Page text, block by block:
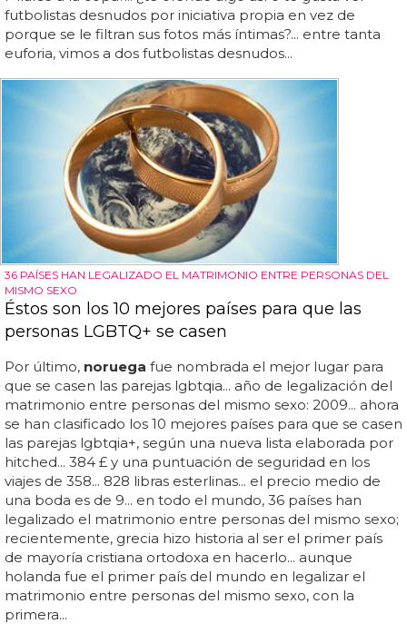
futbolistas desnudos por iniciativa propia en vez de
porque se le filtran sus fotos más íntimas?... entre tanta
euforia, vimos a dos futbolistas desnudos...
36 PAÍSES HAN LEGALIZADO EL MATRIMONIO ENTRE PERSONAS DEL
MISMO SEXO
Éstos son los 10 mejores países para que las
personas LGBTQ+ se casen
Por último, noruega fue nombrada el mejor lugar para
que se casen las parejas lgbtqia... año de legalización del
matrimonio entre personas del mismo sexo: 2009... ahora
se han clasificado los 10 mejores países para que se casen
las parejas lgbtqia+, según una nueva lista elaborada por
hitched... 384 £ y una puntuación de seguridad en los
viajes de 358... 828 libras esterlinas... el precio medio de
una boda es de 9... en todo el mundo, 36 países han
legalizado el matrimonio entre personas del mismo sexo;
recientemente, grecia hizo historia al ser el primer país
de mayoría cristiana ortodoxa en hacerlo... aunque
holanda fue el primer país del mundo en legalizar el
matrimonio entre personas del mismo sexo, con la
primera...